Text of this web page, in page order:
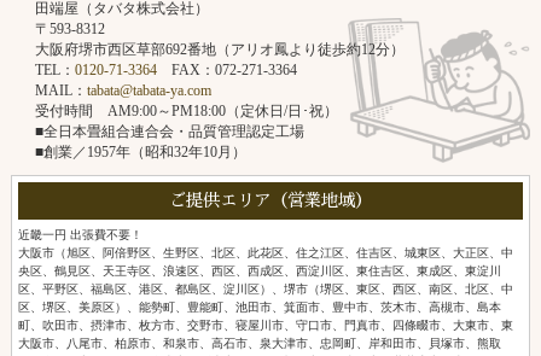
田端屋（タバタ株式会社）
〒593-8312
大阪府堺市西区草部692番地（アリオ鳳より徒歩約12分）
TEL： 0120-71-3364FAX：072-271-3364
MAIL： tabata@tabata-ya.com
受付時間 AM9:00～PM18:00（定休日/日･祝）
■全日本畳組合連合会・品質管理認定工場
■創業／1957年（昭和32年10月）
ご提供エリア（営業地域）
近畿一円 出張費不要！
大阪市（旭区、阿倍野区、生野区、北区、此花区、住之江区、住吉区、城東区、大正区、中
央区、鶴見区、天王寺区、浪速区、西区、西成区、西淀川区、東住吉区、東成区、東淀川
区、平野区、福島区、港区、都島区、淀川区）、堺市（堺区、東区、西区、南区、北区、中
区、堺区、美原区）、能勢町、豊能町、池田市、箕面市、豊中市、茨木市、高槻市、島本
町、吹田市、摂津市、枚方市、交野市、寝屋川市、守口市、門真市、四條畷市、大東市、東
大阪市、八尾市、柏原市、和泉市、高石市、泉大津市、忠岡町、岸和田市、貝塚市、熊取